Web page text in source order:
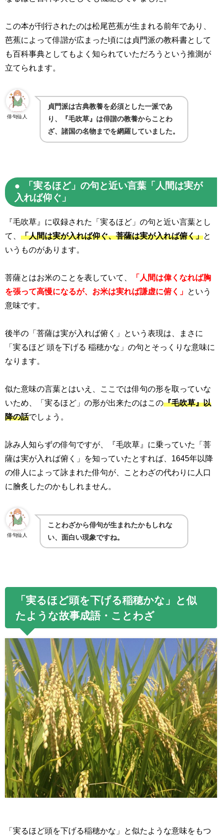
この本が刊行されたのは松尾芭蕉が生まれる前年であり、
芭蕉によって俳諧が広まった頃には貞門派の教科書として
も百科事典としてもよく知られていただろうという推測が
立てられます。
俳句仙人
貞門派は古典教養を必須とした一派であ
り、『毛吹草』は俳諧の教養からことわ
ざ、諸国の名物までを網羅していました。
「実るほど」の句と近い言葉「人間は実が
入れば仰ぐ」
『毛吹草』に収録された「実るほど」の句と近い言葉とし
て、 「人間は実が入れば仰ぐ、菩薩は実が入れば俯く」と
いうものがあります。
菩薩とはお米のことを表していて、
「人間は偉くなれば胸
を張って高慢になるが、お米は実れば謙虚に俯く」
という
意味です。
後半の「菩薩は実が入れば俯く」という表現は、まさに
「実るほど 頭を下げる 稲穂かな」の句とそっくりな意味に
なります。
似た意味の言葉とはいえ、ここでは俳句の形を取っていな
いため、「実るほど」の形が出来たのはこの『毛吹草』以
降の話でしょう。
詠み人知らずの俳句ですが、『毛吹草』に乗っていた「菩
薩は実が入れば俯く」を知っていたとすれば、 1645年以降
の俳人によって詠まれた俳句が、ことわざの代わりに人口
に膾炙したのかもしれません。
俳句仙人
ことわざから俳句が生まれたかもしれな
い、面白い現象ですね。
「実るほど頭を下げる稲穂かな」と似
たような故事成語・ことわざ
「実るほど頭を下げる稲穂かな」と似たような意味をもつ